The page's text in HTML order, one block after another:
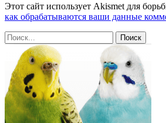
Этот сайт использует Akismet для
как обрабатываются ваши данные